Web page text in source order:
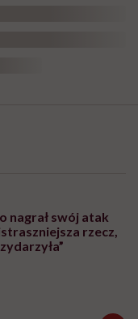
nagrał swój atak
rzecz,